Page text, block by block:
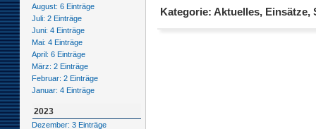
August: 6 Einträge
Juli: 2 Einträge
Juni: 4 Einträge
Mai: 4 Einträge
April: 6 Einträge
März: 2 Einträge
Februar: 2 Einträge
Januar: 4 Einträge
2023
Dezember: 3 Einträge
Kategorie: Aktuelles, Einsätze,